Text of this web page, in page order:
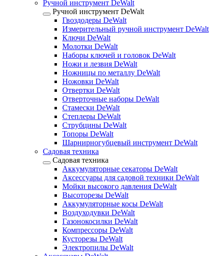
Ручной инструмент DeWalt
Ручной инструмент DeWalt
Гвоздодеры DeWalt
Измерительный ручной инструмент DeWalt
Ключи DeWalt
Молотки DeWalt
Наборы ключей и головок DeWalt
Ножи и лезвия DeWalt
Ножницы по металлу DeWalt
Ножовки DeWalt
Отвертки DeWalt
Отверточные наборы DeWalt
Стамески DeWalt
Степлеры DeWalt
Струбцины DeWalt
Топоры DeWalt
Шарнирногубцевый инструмент DeWalt
Садовая техника
Садовая техника
Аккумуляторные секаторы DeWalt
Аксессуары для садовой техники DeWalt
Мойки высокого давления DeWalt
Высоторезы DeWalt
Аккумуляторные косы DeWalt
Воздуходувки DeWalt
Газонокосилки DeWalt
Компрессоры DeWalt
Кусторезы DeWalt
Электропилы DeWalt